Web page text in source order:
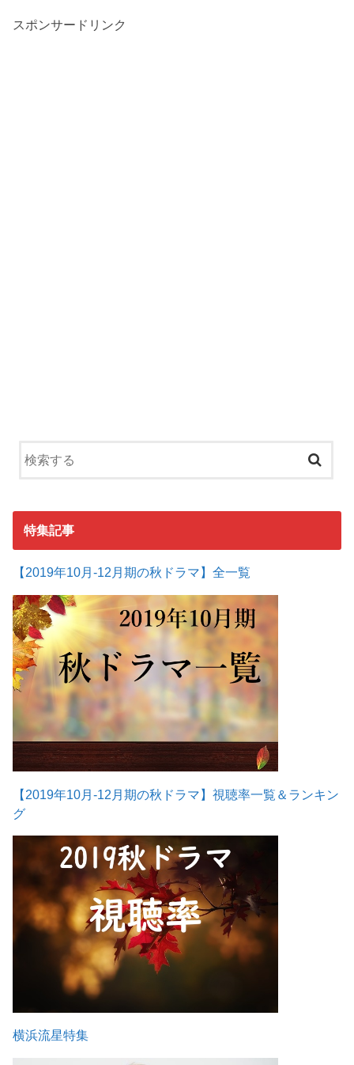
スポンサードリンク
特集記事
【2019年10月-12月期の秋ドラマ】全一覧
【2019年10月-12月期の秋ドラマ】視聴率一覧＆ランキン
グ
横浜流星特集